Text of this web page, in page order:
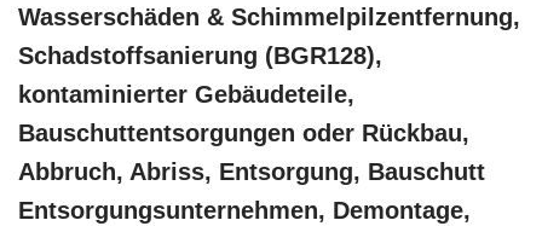
Wasserschäden & Schimmelpilzentfernung,
Schadstoffsanierung (BGR128),
kontaminierter Gebäudeteile,
Bauschuttentsorgungen oder Rückbau,
Abbruch, Abriss, Entsorgung, Bauschutt
Entsorgungsunternehmen, Demontage,